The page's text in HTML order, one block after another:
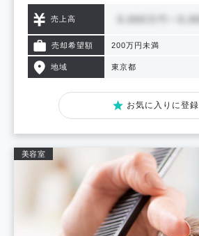
売上高
売却希望額 200万円未満
地域 東京都
お気に入りに登録
美容室